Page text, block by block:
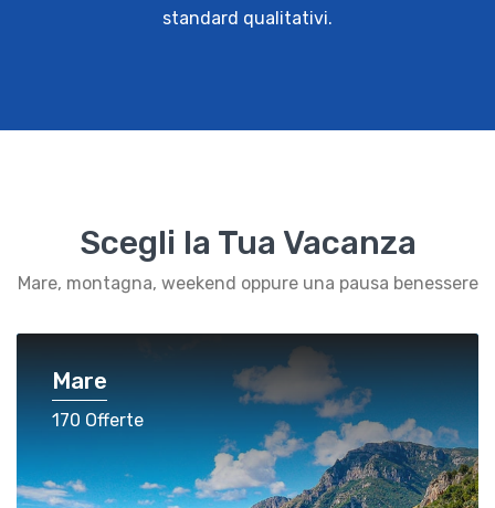
standard qualitativi.
Scegli la Tua Vacanza
Mare, montagna, weekend oppure una pausa benessere
Mare
170 Offerte